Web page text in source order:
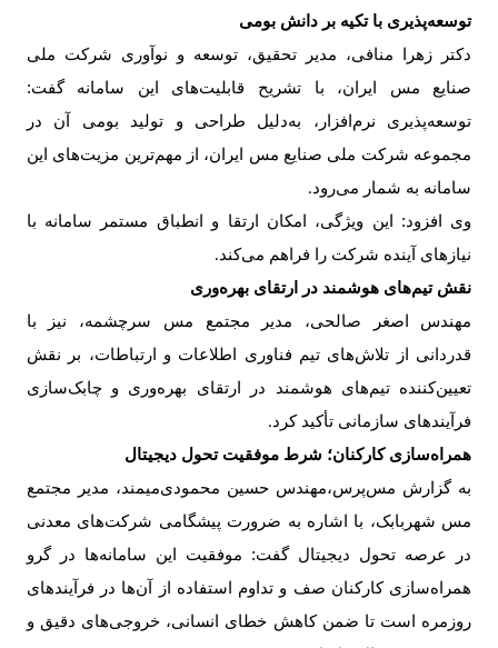
توسعه‌پذیری با تکیه بر دانش بومی
دکتر زهرا منافی، مدیر تحقیق، توسعه و نوآوری شرکت ملی
صنایع مس ایران، با تشریح قابلیت‌های این سامانه گفت:
توسعه‌پذیری نرم‌افزار، به‌دلیل طراحی و تولید بومی آن در
مجموعه شرکت ملی صنایع مس ایران، از مهم‌ترین مزیت‌های این
سامانه به شمار می‌رود.
وی افزود: این ویژگی، امکان ارتقا و انطباق مستمر سامانه با
نیازهای آینده شرکت را فراهم می‌کند.
نقش تیم‌های هوشمند در ارتقای بهره‌وری
مهندس اصغر صالحی، مدیر مجتمع مس سرچشمه، نیز با
قدردانی از تلاش‌های تیم فناوری اطلاعات و ارتباطات، بر نقش
تعیین‌کننده تیم‌های هوشمند در ارتقای بهره‌وری و چابک‌سازی
فرآیندهای سازمانی تأکید کرد.
همراه‌سازی کارکنان؛ شرط موفقیت تحول دیجیتال
به گزارش مس‌پرس،مهندس حسین محمودی‌میمند، مدیر مجتمع
مس شهربابک، با اشاره به ضرورت پیشگامی شرکت‌های معدنی
در عرصه تحول دیجیتال گفت: موفقیت این سامانه‌ها در گرو
همراه‌سازی کارکنان صف و تداوم استفاده از آن‌ها در فرآیندهای
روزمره است تا ضمن کاهش خطای انسانی، خروجی‌های دقیق و